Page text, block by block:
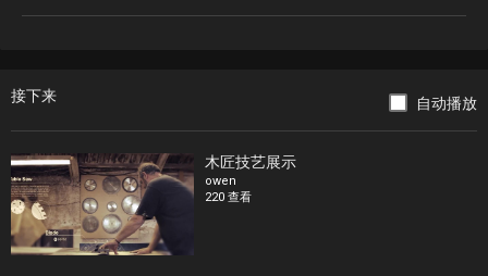
接下来 自动播放
木匠技艺展示
owen
220 查看